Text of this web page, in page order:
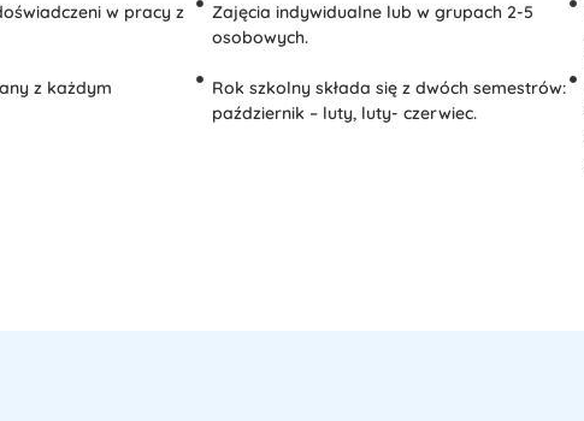
w pracy z
Zajęcia indywidualne lub w grupach 2-5
osobowych.
z każdym
Rok szkolny składa się z dwóch semestrów:
październik – luty, luty- czerwiec.